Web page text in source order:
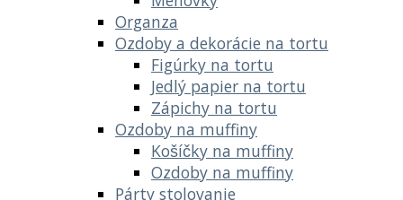
Organza
Ozdoby a dekorácie na tortu
Figúrky na tortu
Jedlý papier na tortu
Zápichy na tortu
Ozdoby na muffiny
Košíčky na muffiny
Ozdoby na muffiny
Párty stolovanie